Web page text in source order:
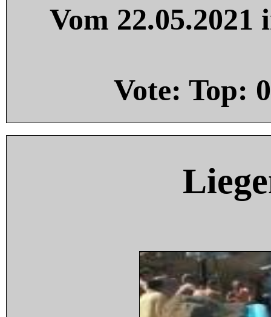
Vom
Vote: Top: 0